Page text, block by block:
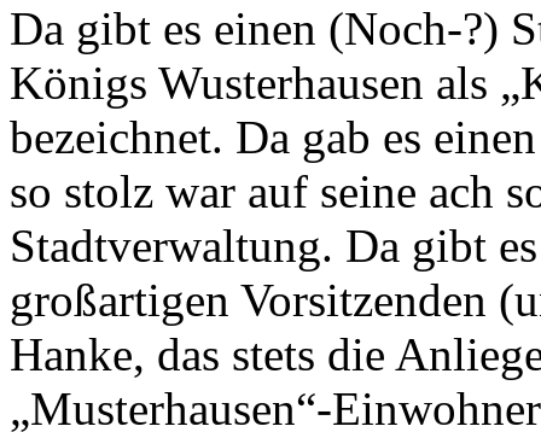
Da gibt es einen (Noch-?)
Königs Wusterhausen als
bezeichnet. Da gab es
so stolz war auf seine ach
Stadtverwaltung. Da gibt
großartigen Vorsitzenden
Hanke, das stets die
„Musterhausen“-